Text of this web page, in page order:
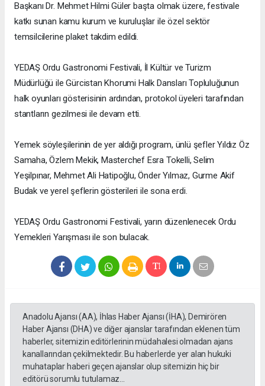
Başkanı Dr. Mehmet Hilmi Güler başta olmak üzere, festivale
katkı sunan kamu kurum ve kuruluşlar ile özel sektör
temsilcilerine plaket takdim edildi.
YEDAŞ Ordu Gastronomi Festivali, İl Kültür ve Turizm
Müdürlüğü ile Gürcistan Khorumi Halk Dansları Topluluğunun
halk oyunları gösterisinin ardından, protokol üyeleri tarafından
stantların gezilmesi ile devam etti.
Yemek söyleşilerinin de yer aldığı program, ünlü şefler Yıldız Öz
Samaha, Özlem Mekik, Masterchef Esra Tokelli, Selim
Yeşilpınar, Mehmet Ali Hatipoğlu, Önder Yılmaz, Gurme Akif
Budak ve yerel şeflerin gösterileri ile sona erdi.
YEDAŞ Ordu Gastronomi Festivali, yarın düzenlenecek Ordu
Yemekleri Yarışması ile son bulacak.
Anadolu Ajansı (AA), İhlas Haber Ajansı (İHA), Demirören
Haber Ajansı (DHA) ve diğer ajanslar tarafından eklenen tüm
haberler, sitemizin editörlerinin müdahalesi olmadan ajans
kanallarından çekilmektedir. Bu haberlerde yer alan hukuki
muhataplar haberi geçen ajanslar olup sitemizin hiç bir
editörü sorumlu tutulamaz...